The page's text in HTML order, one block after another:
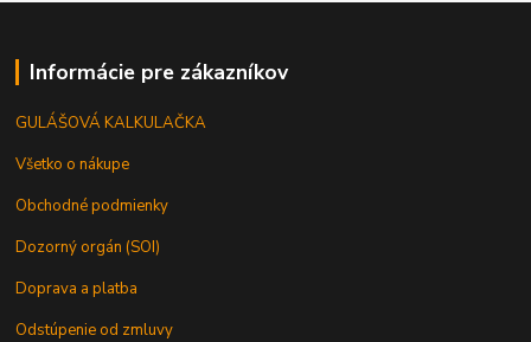
Informácie pre zákazníkov
GULÁŠOVÁ KALKULAČKA
Všetko o nákupe
Obchodné podmienky
Dozorný orgán (SOI)
Doprava a platba
Odstúpenie od zmluvy